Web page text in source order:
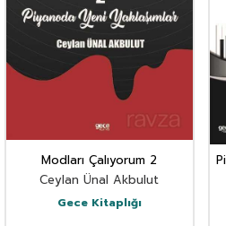
Modları Çalıyorum 2
Ceylan Ünal Akbulut
Gece Kitaplığı